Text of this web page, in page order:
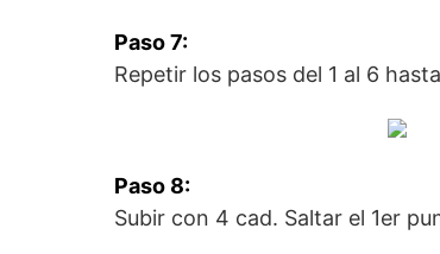
Paso 7:
Repetir los pasos del 1 al 6
Paso 8:
Subir con 4 cad. Saltar el 1er